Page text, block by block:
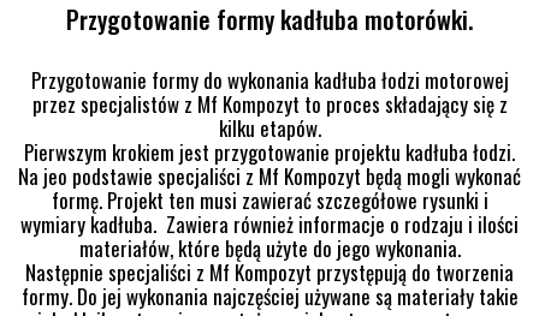
Przygotowanie formy kadłuba motorówki.
Przygotowanie formy do wykonania kadłuba łodzi motorowej
przez specjalistów z Mf Kompozyt to proces składający się z
kilku etapów.
Pierwszym krokiem jest przygotowanie projektu kadłuba łodzi.
Na jeo podstawie specjaliści z Mf Kompozyt będą mogli wykonać
formę. Projekt ten musi zawierać szczegółowe rysunki i
wymiary kadłuba. Zawiera również informacje o rodzaju i ilości
materiałów, które będą użyte do jego wykonania.
Następnie specjaliści z Mf Kompozyt przystępują do tworzenia
formy. Do jej wykonania najczęściej używane są materiały takie